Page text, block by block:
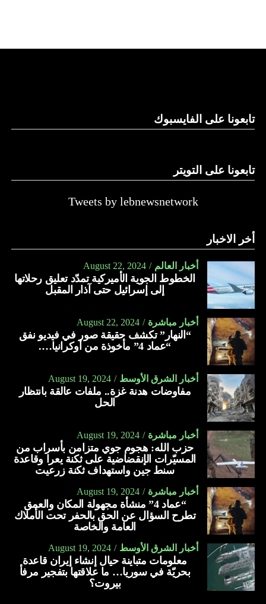
النهار
تابعونا على الفايسبوك
تابعونا على التويتر
Tweets by lebnewsnetwork
أخر الاخبار
أخبار العالم August 22, 2024
الخطوط الجوية الأميركية تمدّد تعليق رحلاتها
إلى إسرائيل حتى آذار المقبل
أخبار مباشرة August 22, 2024
“النهار” تكشف حقيقة صور في فيديو نفق
“عماد 4” مأخوذة من أوكرانيا….
أخبار الشرق الأوسط August 19, 2024
مفاوضات هدنة غزة.. ملفات عالقة بانتظار
الحل
أخبار مباشرة August 19, 2024
حزب الله: هجوم جوي متزامن بأسراب من
المسيّرات الإنقضاضية على ثكنة يعرا وقاعدة
سنط جين واستهداف ثكنة زرعيت
أخبار مباشرة August 19, 2024
“عماد 4” منشأة مجهولة المكان والعمق
تطرح السؤال عن الحق بالحفر تحت الأملاك
العامة والخاصة
أخبار الشرق الأوسط August 19, 2024
معلومات متباينة حيال إنشاء إيران قاعدة
بحريّة في سوريا… ما علاقتها بتفجير مرفأ
بيروت؟